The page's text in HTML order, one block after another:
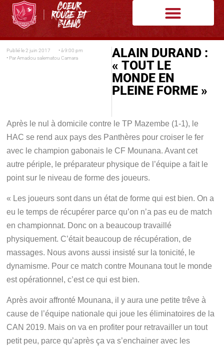
Publié le 2 juin 2017 • à 9:00 pm
• ParAmadou salematou Camara
ALAIN DURAND :
« TOUT LE
MONDE EN
PLEINE FORME »
Après le nul à domicile contre le TP Mazembe (1-1), le
HAC se rend aux pays des Panthères pour croiser le fer
avec le champion gabonais le CF Mounana. Avant cet
autre périple, le préparateur physique de l’équipe a fait le
point sur le niveau de forme des joueurs.
« Les joueurs sont dans un état de forme qui est bien. On a
eu le temps de récupérer parce qu’on n’a pas eu de match
en championnat. Donc on a beaucoup travaillé
physiquement. C’était beaucoup de récupération, de
massages. Nous avons aussi insisté sur la tonicité, le
dynamisme. Pour ce match contre Mounana tout le monde
est opérationnel, c’est ce qui est bien.
Après avoir affronté Mounana, il y aura une petite trêve à
cause de l’équipe nationale qui joue les éliminatoires de la
CAN 2019. Mais on va en profiter pour retravailler un tout
petit peu, parce qu’après ça va s’enchainer avec les